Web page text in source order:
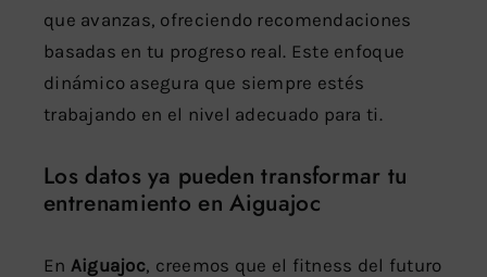
que avanzas, ofreciendo recomendaciones
basadas en tu progreso real. Este enfoque
dinámico asegura que siempre estés
trabajando en el nivel adecuado para ti.
Los datos ya pueden transformar tu
entrenamiento en Aiguajoc
En Aiguajoc, creemos que el fitness del futuro